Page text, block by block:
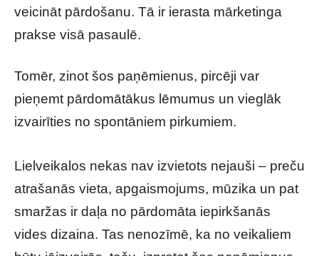
veicināt pārdošanu. Tā ir ierasta mārketinga
prakse visā pasaulē.
Tomēr, zinot šos paņēmienus, pircēji var
pieņemt pārdomātākus lēmumus un vieglāk
izvairīties no spontāniem pirkumiem.
Lielveikalos nekas nav izvietots nejauši – preču
atrašanās vieta, apgaismojums, mūzika un pat
smaržas ir daļa no pārdomāta iepirkšanās
vides dizaina. Tas nenozīmē, ka no veikaliem